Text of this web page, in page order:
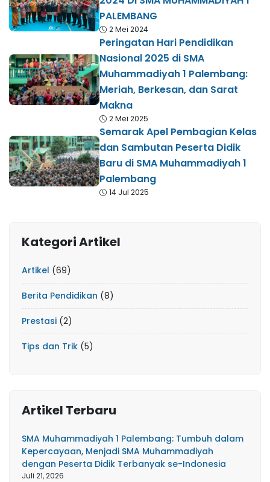
PALEMBANG
2 Mei 2024
Peringatan Hari Pendidikan
Nasional 2025 di SMA
Muhammadiyah 1 Palembang:
Meriah, Berkesan, dan Sarat
Makna
2 Mei 2025
Semarak Apel Pembagian Kelas
dan Sambutan Peserta Didik
Baru di SMA Muhammadiyah 1
Palembang
14 Jul 2025
Kategori Artikel
Artikel (69)
Berita Pendidikan (8)
Prestasi (2)
Tips dan Trik (5)
Artikel Terbaru
SMA Muhammadiyah 1 Palembang: Tumbuh dalam
Kepercayaan, Menjadi SMA Muhammadiyah
dengan Peserta Didik Terbanyak se-Indonesia
Juli 21, 2026